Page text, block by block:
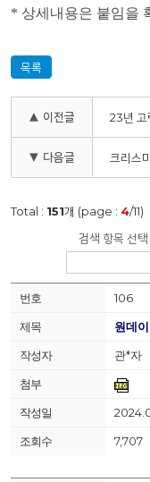
* 상세내용은 붙임을
목록
▲ 이전글
▼ 다음글 크리스
Total : 151개 (page : 4/11)
검색 항목 선택
106
원데
관*자
7,707